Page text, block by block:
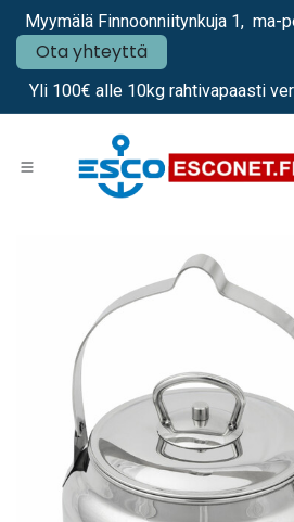
Siirry sisältöön
Myymälä Finnoonniitynkuja 1, ma-
Ota yhteyttä
Yli 100€ alle 10kg rahtivapaasti